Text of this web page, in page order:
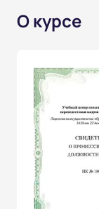
О курсе